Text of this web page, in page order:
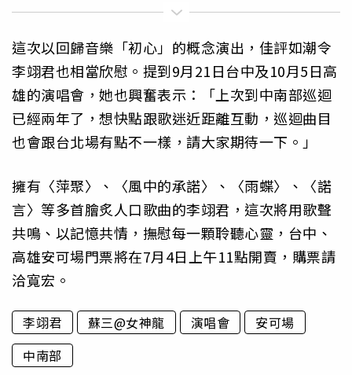
這次以回歸音樂「初心」的概念演出，佳評如潮令
李翊君也相當欣慰。提到9月21日台中及10月5日高
雄的演唱會，她也興奮表示：「上次到中南部巡迴
已經兩年了，想快點跟歌迷近距離互動，巡迴曲目
也會跟台北場有點不一樣，請大家期待一下。」
擁有〈萍聚〉、〈風中的承諾〉、〈雨蝶〉、〈諾
言〉等多首膾炙人口歌曲的李翊君，這次將用歌聲
共鳴、以記憶共情，撫慰每一顆聆聽心靈，台中、
高雄安可場門票將在7月4日上午11點開賣，購票請
洽寬宏。
李翊君 蘇三@女神龍 演唱會
安可場
中南部